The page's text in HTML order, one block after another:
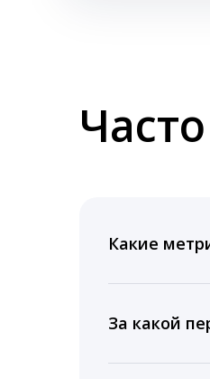
Какие
время для
За какой